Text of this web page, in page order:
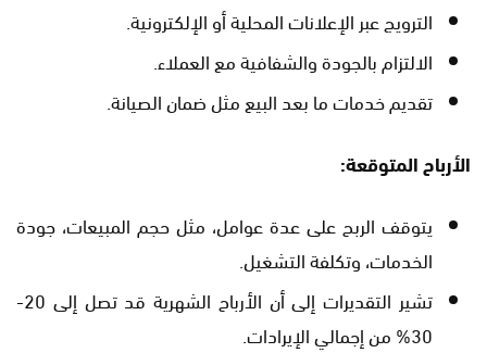
الترويج عبر الإعلانات المحلية أو الإلكترونية.
الالتزام بالجودة والشفافية مع العملاء.
تقديم خدمات ما بعد البيع مثل ضمان الصيانة.
الأرباح المتوقعة:
يتوقف الربح على عدة عوامل، مثل حجم المبيعات، جودة
الخدمات، وتكلفة التشغيل.
تشير التقديرات إلى أن الأرباح الشهرية قد تصل إلى 20-
30% من إجمالي الإيرادات.